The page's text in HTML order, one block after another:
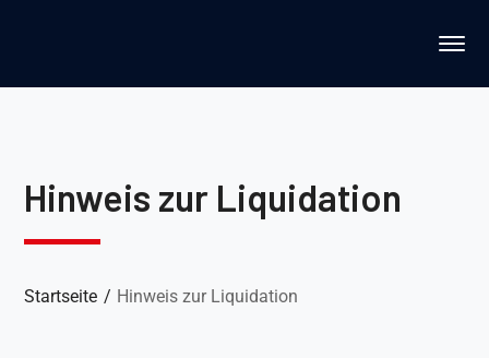
Hinweis zur Liquidation
Startseite Hinweis zur Liquidation